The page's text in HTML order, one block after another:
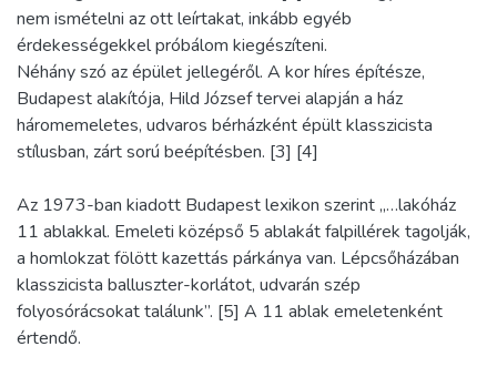
nem ismételni az ott leírtakat, inkább egyéb
érdekességekkel próbálom kiegészíteni.
Néhány szó az épület jellegéről. A kor híres építésze,
Budapest alakítója, Hild József tervei alapján a ház
háromemeletes, udvaros bérházként épült klasszicista
stílusban, zárt sorú beépítésben. [3] [4]
Az 1973-ban kiadott Budapest lexikon szerint „…lakóház
11 ablakkal. Emeleti középső 5 ablakát falpillérek tagolják,
a homlokzat fölött kazettás párkánya van. Lépcsőházában
klasszicista balluszter-korlátot, udvarán szép
folyosórácsokat találunk”. [5] A 11 ablak emeletenként
értendő.